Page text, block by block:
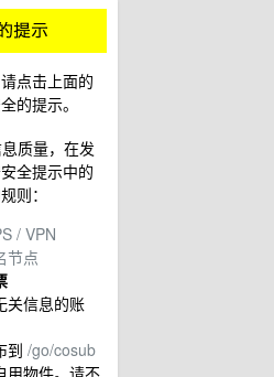
点击上面的
的提示。
质量，在发
全提示中的
则：
/ VPN
节点
关信息的账
到 /go/cosub
用物件。请不